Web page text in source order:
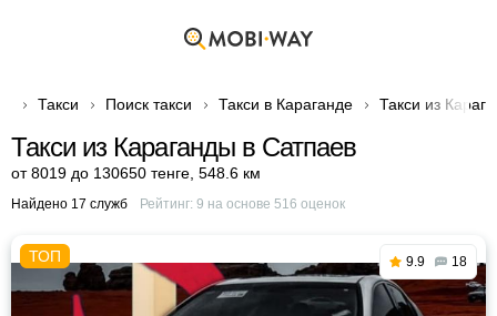
Такси Поиск такси Такси в Караганде Такси из
Такси из Караганды в Сатпаев
от 8019 до 130650 тенге 548.6 км
Найдено 17 служб Рейтинг: 9 на основе 516 оценок
9.9 18